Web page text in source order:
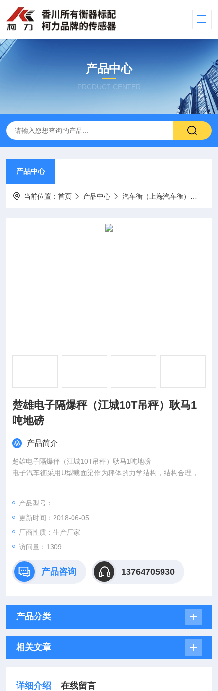
产品中心
PRODUCT CENTER
产品中心
当前位置：首页 产品中心 汽车衡（上海汽车衡）
楚雄电子隔爆秤（江城10T吊秤）耿马1
吨地磅
产品简介
楚雄电子隔爆秤（江城10T吊秤）耿马1吨地磅
电子汽车衡采用U型截面梁作为秤体的力学结构，结构合理，用
料省，刚性强。焊接采用二氧化碳保焊连续焊缝，型腔全密封，
产品型号：
更新时间：2018-06-05
厂商性质：生产厂家
访问量：1309
产品咨询 13764705930
产品分类
相关文章
详细介绍 在线留言